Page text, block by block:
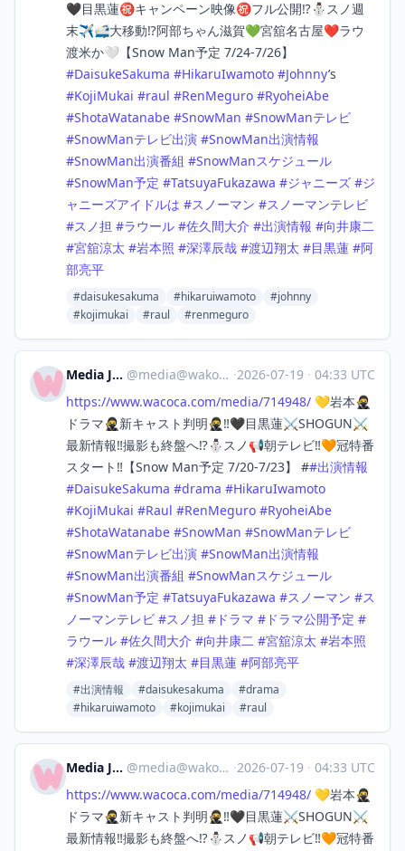
🖤目黒蓮㊗️キャンペーン映像㊗️フル公開⁉️⛄スノ週
末✈️🚅大移動⁉️阿部ちゃん滋賀💚宮舘名古屋❤️ラウ
渡米か🤍【Snow Man予定 7/24-7/26】
#DaisukeSakuma #HikaruIwamoto #Johnny’s
#KojiMukai #raul #RenMeguro #RyoheiAbe
#ShotaWatanabe #SnowMan #SnowManテレビ
#SnowManテレビ出演 #SnowMan出演情報
#SnowMan出演番組 #SnowManスケジュール
#SnowMan予定 #TatsuyaFukazawa #ジャニーズ #ジ
ャニーズアイドルは #スノーマン #スノーマンテレビ
#スノ担 #ラウール #佐久間大介 #出演情報 #向井康二
#宮舘涼太 #岩本照 #深澤辰哉 #渡辺翔太 #目黒蓮 #阿
部亮平
#daisukesakuma #hikaruiwamoto
#johnny
#kojimukai
#raul #renmeguro
Media Japan @media@wakoka.com ·2026-07-19 · 04:33 UTC
https://www.wacoca.com/media/714948/ 💛岩本🥷
ドラマ🥷新キャスト判明🥷‼️🖤目黒蓮⚔️SHOGUN⚔️
最新情報‼️撮影も終盤へ⁉️⛄スノ📢朝テレビ‼️🧡冠特番
スタート‼️【Snow Man予定 7/20-7/23】 ##出演情報
#DaisukeSakuma #drama #HikaruIwamoto
#KojiMukai #Raul #RenMeguro #RyoheiAbe
#ShotaWatanabe #SnowMan #SnowManテレビ
#SnowManテレビ出演 #SnowMan出演情報
#SnowMan出演番組 #SnowManスケジュール
#SnowMan予定 #TatsuyaFukazawa #スノーマン #ス
ノーマンテレビ #スノ担 # ドラマ # ドラマ公開予定 #
ラウール #佐久間大介 #向井康二 #宮舘涼太 #岩本照
#深澤辰哉 #渡辺翔太 #目黒蓮 #阿部亮平
#出演情報 #daisukesakuma
#drama
#hikaruiwamoto
#kojimukai #raul
Media Japan @media@wakoka.com ·2026-07-19 · 04:33 UTC
https://www.wacoca.com/media/714948/ 💛岩本🥷
ドラマ🥷新キャスト判明🥷‼️🖤目黒蓮⚔️SHOGUN⚔️
最新情報‼️撮影も終盤へ⁉️⛄スノ📢朝テレビ‼️🧡冠特番